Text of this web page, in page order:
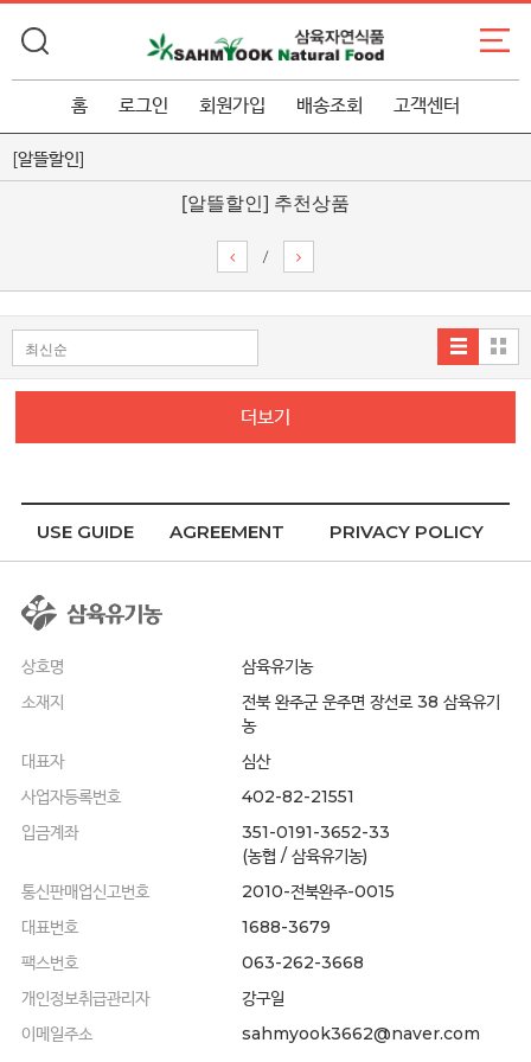
홈 로그인 회원가입 배송조회 고객센터
[알뜰할인]
[알뜰할인] 추천상품
/
더보기
USE GUIDE AGREEMENT PRIVACY POLICY
상호명
삼육유기농
소재지
전북 완주군 운주면 장선로 38 삼육유기
농
대표자
심산
사업자등록번호
402-82-21551
입금계좌
351-0191-3652-33
(농협 / 삼육유기농)
통신판매업신고번호
2010-전북완주-0015
대표번호
1688-3679
팩스번호
063-262-3668
개인정보취급관리자
강구일
이메일주소
sahmyook3662@naver.com